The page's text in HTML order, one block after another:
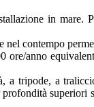
in mare.
nel contempo
ore/anno
tripode, a
superiori